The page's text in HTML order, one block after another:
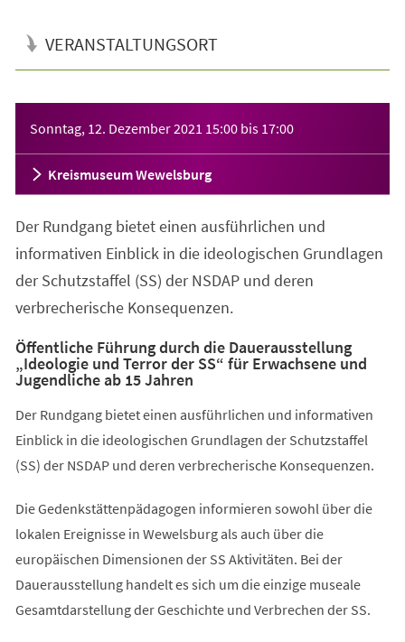
VERANSTALTUNGSORT
Sonntag, 12. Dezember 2021 15:00 bis 17:00
Kreismuseum Wewelsburg
Der Rundgang bietet einen ausführlichen und
informativen Einblick in die ideologischen Grundlagen
der Schutzstaffel (SS) der NSDAP und deren
verbrecherische Konsequenzen.
Öffentliche Führung durch die Dauerausstellung
„Ideologie und Terror der SS“ für Erwachsene und
Jugendliche ab 15 Jahren
Der Rundgang bietet einen ausführlichen und informativen
Einblick in die ideologischen Grundlagen der Schutzstaffel
(SS) der NSDAP und deren verbrecherische Konsequenzen.
Die Gedenkstättenpädagogen informieren sowohl über die
lokalen Ereignisse in Wewelsburg als auch über die
europäischen Dimensionen der SS Aktivitäten. Bei der
Dauerausstellung handelt es sich um die einzige museale
Gesamtdarstellung der Geschichte und Verbrechen der SS.